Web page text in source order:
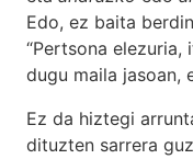
Edo, ez baita
“Pertsona elezuria,
dugu maila jasoan,
Ez da hiztegi
dituzten sarrera